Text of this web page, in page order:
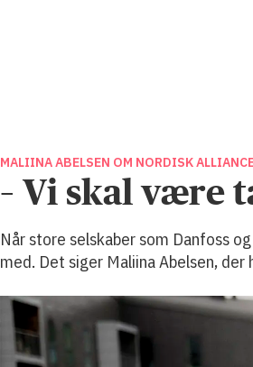
MALIINA ABELSEN OM NORDISK
– Vi skal være
Når store selskaber som Danfoss
med. Det siger Maliina Abelsen,